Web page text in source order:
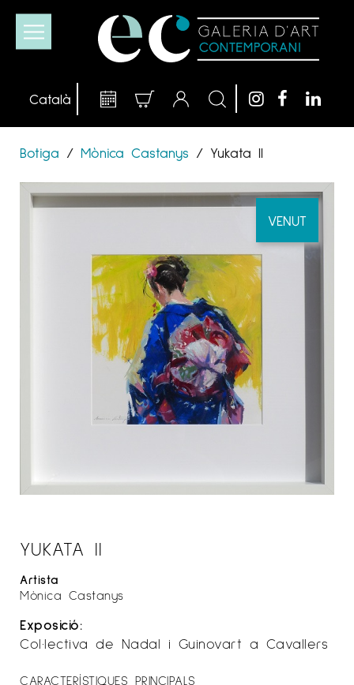
Botiga / Mònica Castanys / Yukata II
VENUT
YUKATA II
Artista
Mònica Castanys
Exposició:
Col·lectiva de Nadal i Guinovart a Cavallers
CARACTERÍSTIQUES PRINCIPALS